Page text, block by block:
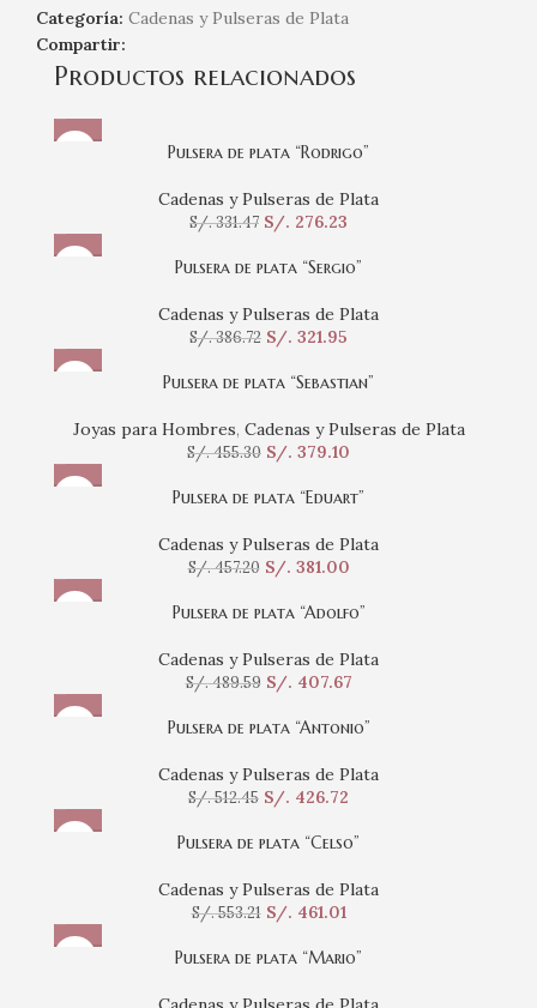
Categoría: Cadenas y Pulseras de Plata
Compartir:
Productos relacionados
Pulsera de plata “Rodrigo”
Cadenas y Pulseras de Plata
S/.331.47 S/. 276.23
Pulsera de plata “Sergio”
Cadenas y Pulseras de Plata
S/.386.72 S/. 321.95
Pulsera de plata “Sebastian”
Joyas para Hombres, Cadenas y Pulseras de Plata
S/.455.30 S/. 379.10
Pulsera de plata “Eduart”
Cadenas y Pulseras de Plata
S/.457.20 S/. 381.00
Pulsera de plata “Adolfo”
Cadenas y Pulseras de Plata
S/.489.59 S/. 407.67
Pulsera de plata “Antonio”
Cadenas y Pulseras de Plata
S/.512.45 S/. 426.72
Pulsera de plata “Celso”
Cadenas y Pulseras de Plata
S/.553.21 S/. 461.01
Pulsera de plata “Mario”